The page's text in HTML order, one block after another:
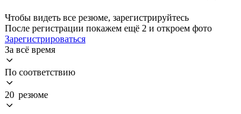
Чтобы видеть все резюме, зарегистрируйтесь
После регистрации покажем ещё 2 и откроем фото
Зарегистрироваться
За всё время
По соответствию
20 резюме